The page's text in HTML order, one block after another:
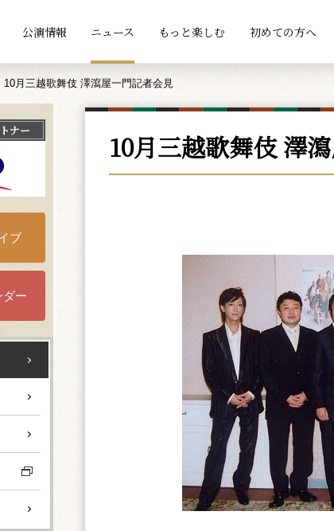
公演情報 ニュース もっと楽しむ 初めての方へ
10月三越歌舞伎 澤瀉屋一門記者会見
10月三越歌舞伎 澤
ナー
ブ
ダー